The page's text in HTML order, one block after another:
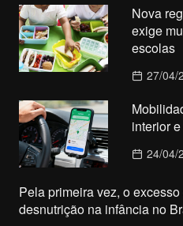
Nova
exige
escolas
27/04/
interior
24/04/
Pela primeira vez, o
desnutrição na infância no